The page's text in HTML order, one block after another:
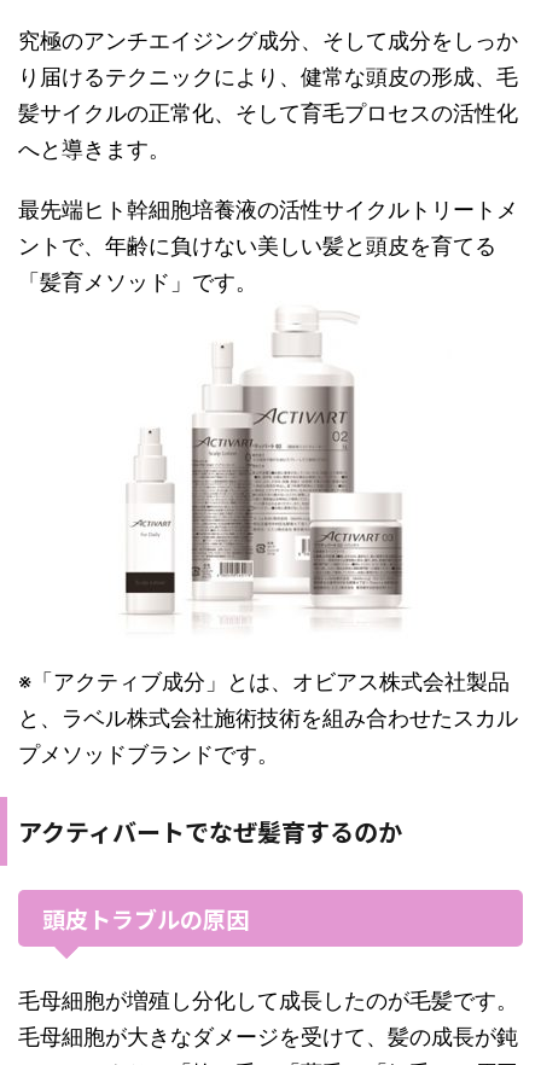
究極のアンチエイジング成分、そして成分をしっか
り届けるテクニックにより、健常な頭皮の形成、毛
髪サイクルの正常化、そして育毛プロセスの活性化
へと導きます。
最先端ヒト幹細胞培養液の活性サイクルトリートメ
ントで、年齢に負けない美しい髪と頭皮を育てる
「髪育メソッド」です。
※「アクティブ成分」とは、オビアス株式会社製品
と、ラベル株式会社施術技術を組み合わせたスカル
プメソッドブランドです。
アクティバートでなぜ髪育するのか
頭皮トラブルの原因
毛母細胞が増殖し分化して成長したのが毛髪です。
毛母細胞が大きなダメージを受けて、髪の成長が鈍